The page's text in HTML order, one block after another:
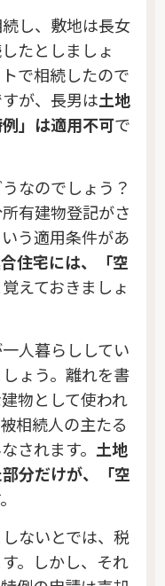
し、敷地は長女
たとしましょ
で相続したので
が、長男は土地
」は適用不可で
なのでしょう？
有建物登記がさ
う適用条件があ
住宅には、「空
覚えておきましょ
人暮らししてい
ょう。離れを書
物として使われ
相続人の主たる
されます。 土地
分だけが、「空
ないとでは、税
。しかし、それ